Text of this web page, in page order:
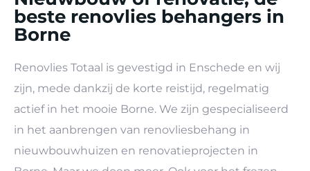
beste renovlies behangers in
Borne
Renovlies Totaal is gevestigd in Enschede en wij
zijn, mede dankzij de korte reistijd, regelmatig
actief in het mooie Borne. We zijn gespecialiseerd
in het aanbrengen van renovliesbehang in
nieuwbouwhuizen en renovatieprojecten in